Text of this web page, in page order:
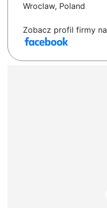
Wroclaw, Poland
Zobacz profil firmy na